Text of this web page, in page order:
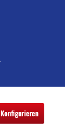
Konfigurieren